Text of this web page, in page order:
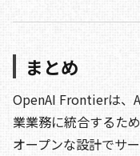
まとめ
OpenAI Frontierは、
業業務に統合するた
オープンな設計でサ